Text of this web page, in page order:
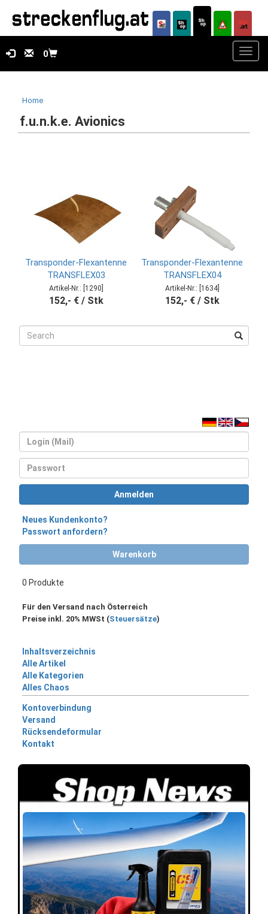
0
Home
f.u.n.k.e. Avionics
Transponder-Flexantenne
TRANSFLEX03
Artikel-Nr.: [1290]
152,- € / Stk
Transponder-Flexantenne
TRANSFLEX04
Artikel-Nr.: [1634]
152,- € / Stk
Login
Passwort
Anmelden
Neues Kundenkonto?
Passwort anfordern?
Warenkorb
0 Produkte
Für den Versand nach Österreich
Preise inkl. 20% MWSt (Steuersätze)
Inhaltsverzeichnis
Alle Artikel
Alle Kategorien
Alles Chaos
Kontoverbindung
Versand
Rücksendeformular
Kontakt